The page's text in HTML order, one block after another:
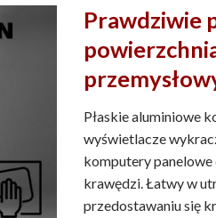
Prawdziwie
Płaskie aluminiowe
wyświetlacze
komputery
krawędzi. Łatwy w
przedostawaniu się